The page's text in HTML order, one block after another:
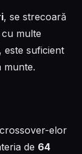
, se strecoară
multe
este suficient
munte.
elor
de 64